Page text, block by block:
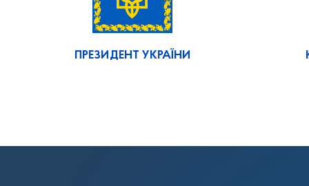
ПРЕЗИДЕНТ УКРАЇНИ